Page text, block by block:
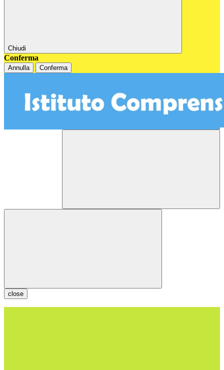
Chiudi
Conferma
Annulla Conferma
close